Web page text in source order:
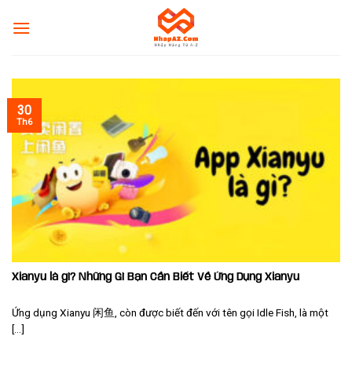
Xianyu là gì? Những Gì Bạn Cần Biết Về Ứng Dụng Xianyu
Ứng dụng Xianyu 闲鱼, còn được biết đến với tên gọi Idle Fish, là một
[...]
30
Th6